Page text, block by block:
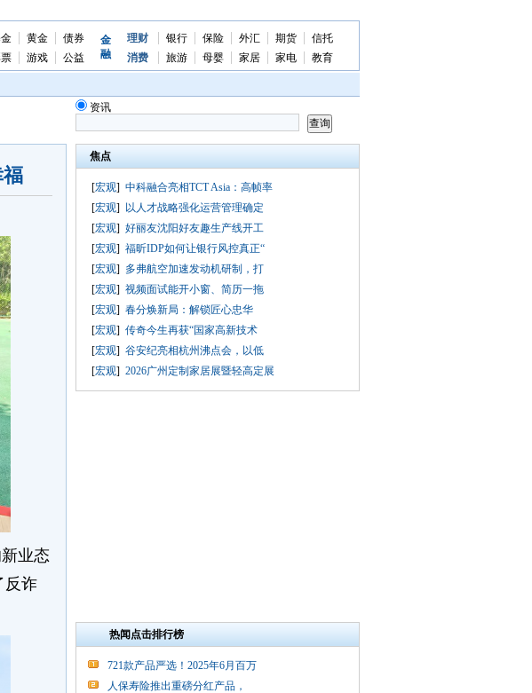
黄金
债券
游戏 公益
金
融
理财 银行 保险 外汇 期货
信托
消费
旅游 母婴 家居 家电 教育
资讯
业态
反诈
焦点
[宏观] 中科融合亮相TCT Asia：高帧率
[宏观]
以人才战略强化运营管理确定
[宏观] 好丽友沈阳好友趣生产线开工
[宏观] 福昕IDP如何让银行风控真正“
[宏观] 多弗航空加速发动机研制，打
[宏观] 视频面试能开小窗、简历一拖
[宏观] 春分焕新局：解锁匠心忠华
[宏观] 传奇今生再获“国家高新技术
[宏观] 谷安纪亮相杭州沸点会，以低
[宏观] 2026广州定制家居展暨轻高定展
热闻点击排行榜
721款产品严选！2025年6月百万
人保寿险推出重磅分红产品，